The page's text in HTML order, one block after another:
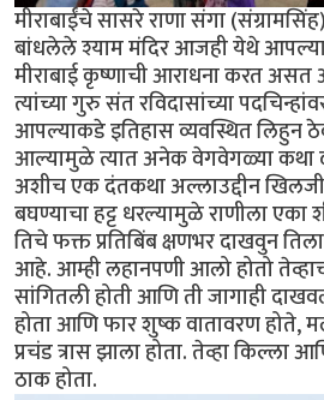
मीराबाईंचे सासरे राणा संगा
बांधलेले श्याम मंदिर आजही येथे
मीराबाई कृष्णाची आराधना करत
त्यांच्या गुरु संत रविदासांच्या
आपल्याकडे इतिहास व्यवस्थित लिहुन
आल्यामुळे त्यात अनेक वेगवेगळ्या कथा
अशीच एक दंतकथा अल्लाउद्दीन
बघण्याचा हट्ट धरल्यामुळे राणीला
तिचे फक्त प्रतिबिंब क्षणभर दाखवुन
आहे. आम्ही लहानपणी आलो होतो
सांगितली होती आणि ती जागाही
होता आणि फार शुष्क वातावरण होते,
प्रचंड त्रास झाला होता. तेव्हा किल्ला
ठाक होता.